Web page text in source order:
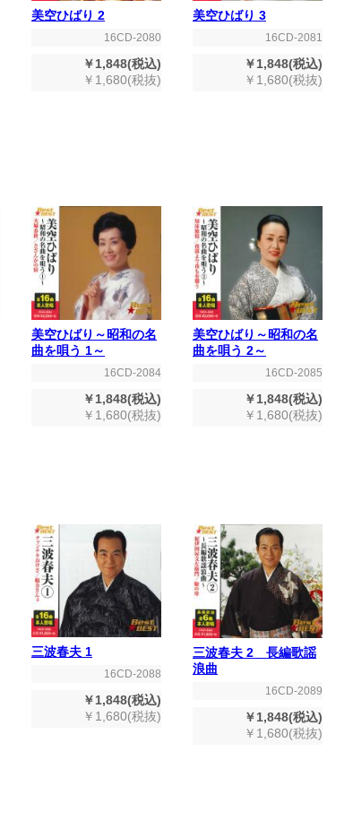
美空ひばり 2
16CD-2080
￥1,848(税込)
￥1,680(税抜)
美空ひばり 3
16CD-2081
￥1,848(税込)
￥1,680(税抜)
美空ひばり～昭和の名
曲を唄う 1～
16CD-2084
￥1,848(税込)
￥1,680(税抜)
美空ひばり～昭和の名
曲を唄う 2～
16CD-2085
￥1,848(税込)
￥1,680(税抜)
三波春夫 1
16CD-2088
￥1,848(税込)
￥1,680(税抜)
三波春夫 2 長編歌謡
浪曲
16CD-2089
￥1,848(税込)
￥1,680(税抜)